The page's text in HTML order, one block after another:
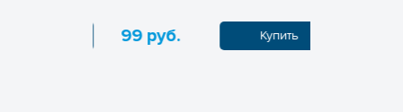
99 руб. Купить